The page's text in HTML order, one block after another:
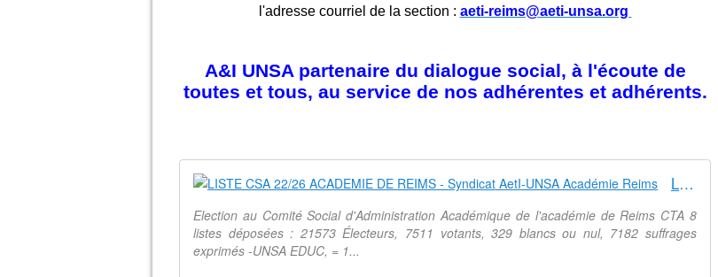
l'adresse courriel de la section : aeti-reims@aeti-unsa.org
A&I UNSA partenaire du dialogue social, à l'écoute de
toutes et tous, au service de nos adhérentes et adhérents.
LISTE CSA 22/26 ACADEMIE DE REIMS - Syndicat AetI-UNSA Académie Reims
Election au Comité Social d'Administration Académique de l'académie de Reims CTA 8
listes déposées : 21573 Électeurs, 7511 votants, 329 blancs ou nul, 7182 suffrages
exprimés -UNSA EDUC, = 1...